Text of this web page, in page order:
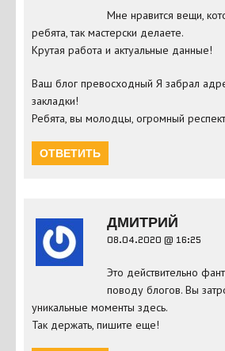
Мне нравится вещи,
ребята, так мастерски делаете.
Крутая работа и актуальные данные!
Ваш блог превосходный Я забрал
закладки!
Ребята, вы молодцы, огромный
ОТВЕТИТЬ
ДМИТРИЙ
08.04.2020 @ 16:25
Это действительно
поводу блогов. Вы
уникальные моменты здесь.
Так держать, пишите еще!